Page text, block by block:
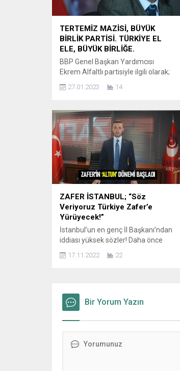
TERTEMİZ MAZİSİ, BÜYÜK
BİRLİK PARTİSİ. TÜRKİYE EL
ELE, BÜYÜK BİRLİĞE.
BBP Genel Başkan Yardımcısı
Ekrem Alfaltlı partisiyle ilgili olarak;
“29 Ocak 1993 tam 30 yıl Aynı
İNANÇ, Aynı İDEAL ve Aynı ÜLKÜ ile
yorulmadan bu Aziz Millete Hizmet
etme yolunda çalışmaya devam
edeceğiz. 30 Yıllık Tertemiz mazisi,
geleceği dair söylenecek sözü ve
Milletin Muktedir İktidarını
Gerçekleştirecek, Hem...
27.01.2023 14
ZAFER İSTANBUL; “Söz
Veriyoruz Türkiye Zafer’e
Yürüyecek!”
İstanbul’un en genç İl Başkanı’ndan
iddiası yüksek sözler! Daha önce
Yardımcısı olan Trabzon’un Of
yaşındaki genç iş insanı 3 hafta
içinde yönetimini kurarak tüm
enerjisini teşkilatı olmayan İlçeler
17.11.2022 22
Bir Yorum Yazın